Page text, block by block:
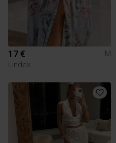
17 €
M
Lindex